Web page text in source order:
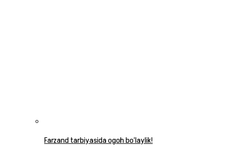
Farzand tarbiyasida ogoh bo‘laylik!